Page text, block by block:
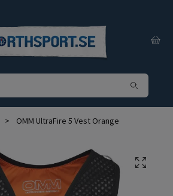
OMM UltraFire 5 Vest Orange